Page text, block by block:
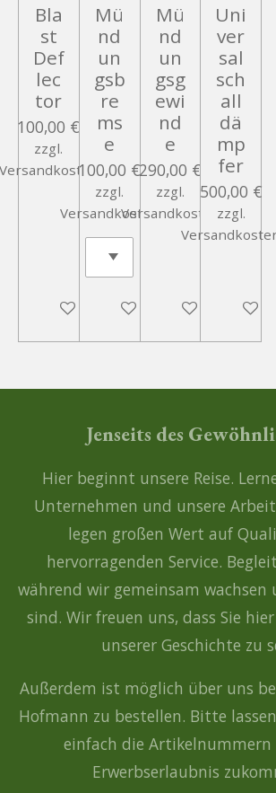
Bla
st
Def
lec
tor
100,00 €
zzgl.
In den Warenkorb
Mü
nd
un
gsb
re
ms
e
100,00 €
zzgl.
Versandkosten
In den Warenkorb
Mü
nd
un
gsg
ewi
nd
e
290,00 €
zzgl.
Versandkosten
In den
Uni
ver
sal
sch
all
dä
mp
fer
500,00 €
zzgl.
In den
Jenseits des
Hier beginnt unsere Reise.
Unternehmen und unsere
legen großen Wert auf
hervorragenden Service.
während wir gemeinsam wachsen
sind. Wir freuen uns, dass Sie
unserer Geschichte zu
Außerdem ist möglich über uns
Hofmann zu bestellen. Bitte
einfach die
Erwerbserlaubnis